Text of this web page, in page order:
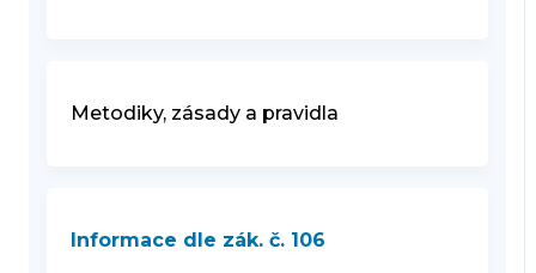
Metodiky, zásady a pravidla
Informace dle zák. č. 106